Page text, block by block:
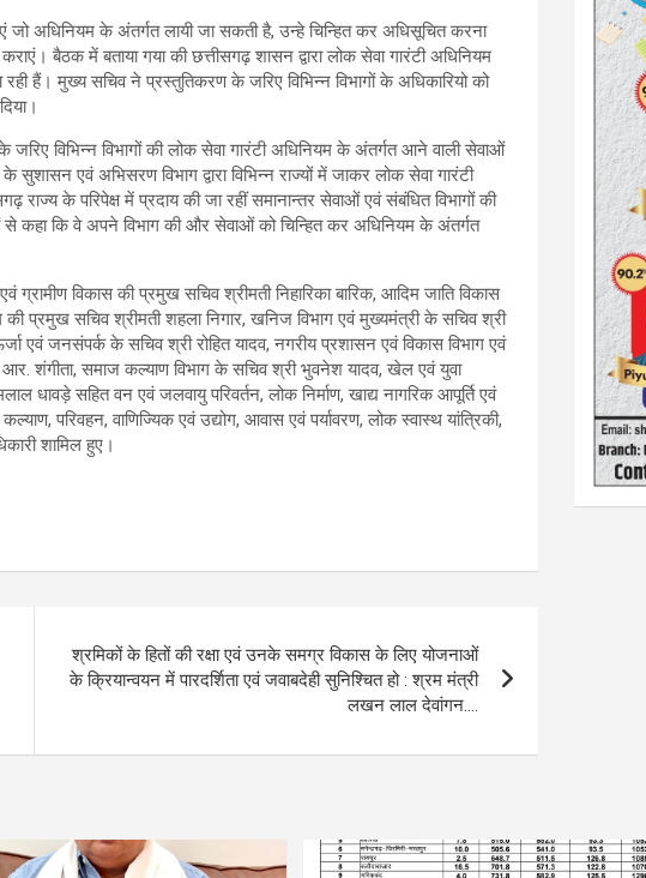
अधिनियम के अंतर्गत लायी जा सकती है, उन्हे चिन्हित कर अधिसूचित करना
बैठक में बताया गया की छत्तीसगढ़ शासन द्वारा लोक सेवा गारंटी अधिनियम
रही हैं। मुख्य सचिव ने प्रस्तुतिकरण के जरिए विभिन्न विभागों के अधिकारियो को
विभिन्न विभागों की लोक सेवा गारंटी अधिनियम के अंतर्गत आने वाली सेवाओं
एवं अभिसरण विभाग द्वारा विभिन्न राज्यों में जाकर लोक सेवा गारंटी
के परिपेक्ष में प्रदाय की जा रहीं समानान्तर सेवाओं एवं संबंधित विभागों की
कहा कि वे अपने विभाग की और सेवाओं को चिन्हित कर अधिनियम के अंतर्गत
विकास की प्रमुख सचिव श्रीमती निहारिका बारिक, आदिम जाति विकास
की प्रमुख सचिव श्रीमती शहला निगार, खनिज विभाग एवं मुख्यमंत्री के सचिव श्री
एवं जनसंपर्क के सचिव श्री रोहित यादव, नगरीय प्रशासन एवं विकास विभाग एवं
शंगीता, समाज कल्याण विभाग के सचिव श्री भुवनेश यादव, खेल एवं युवा
धावड़े सहित वन एवं जलवायु परिवर्तन, लोक निर्माण, खाद्य नागरिक आपूर्ति एवं
परिवहन, वाणिज्यिक एवं उद्योग, आवास एवं पर्यावरण, लोक स्वास्थ यांत्रिकी,
शामिल हुए।
श्रमिकों के हितों की रक्षा एवं उनके समग्र विकास के लिए योजनाओं
के क्रियान्वयन में पारदर्शिता एवं जवाबदेही सुनिश्चित हो : श्रम मंत्री
लखन लाल देवांगन….